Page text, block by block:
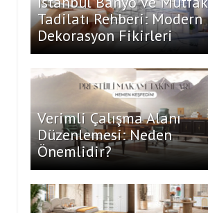
Tadilatı Rehberi: Modern
Dekorasyon Fikirleri
Verimli Çalışma Alanı
Düzenlemesi: Neden
Önemlidir?